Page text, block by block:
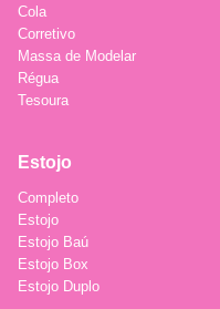
Cola
Corretivo
Massa de Modelar
Régua
Tesoura
Estojo
Completo
Estojo
Estojo Baú
Estojo Box
Estojo Duplo